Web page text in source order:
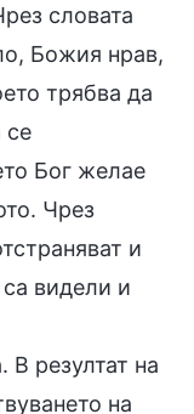
словата
Божия нрав,
трябва да
се
Бог желае
Чрез
и
са видели и
В резултат на
на